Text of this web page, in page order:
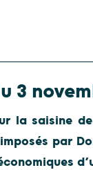
3
la saisine
par